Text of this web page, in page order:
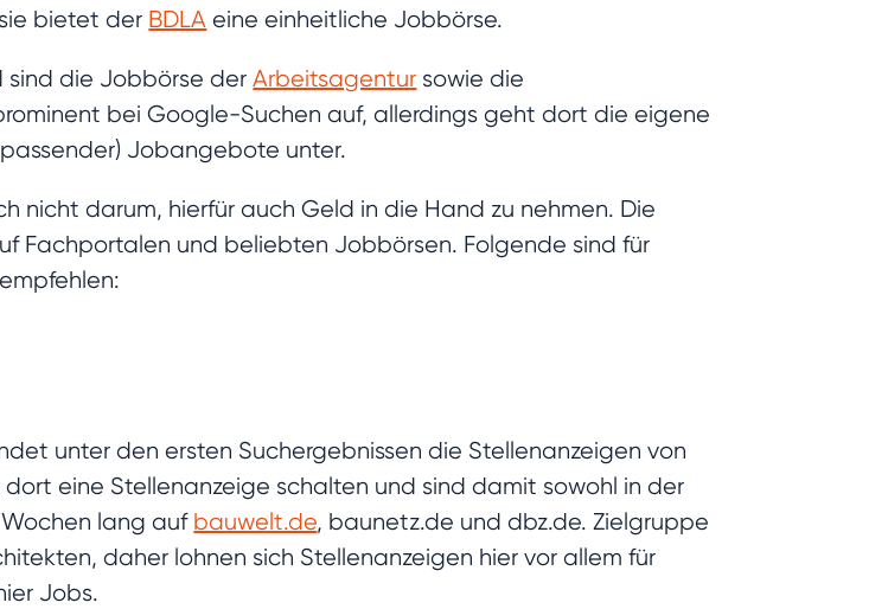
bietet der BDLA eine einheitliche Jobbörse.
sind die Jobbörse derArbeitsagentur sowie die
bei Google-Suchen auf, allerdings geht dort die eigene
Jobangebote unter.
nicht darum, hierfür auch Geld in die Hand zu nehmen. Die
Fachportalen und beliebten Jobbörsen. Folgende sind für
unter den ersten Suchergebnissen die Stellenanzeigen von
eine Stellenanzeige schalten und sind damit sowohl in der
lang auf bauwelt.de, baunetz.de und dbz.de. Zielgruppe
daher lohnen sich Stellenanzeigen hier vor allem für
Jobs.